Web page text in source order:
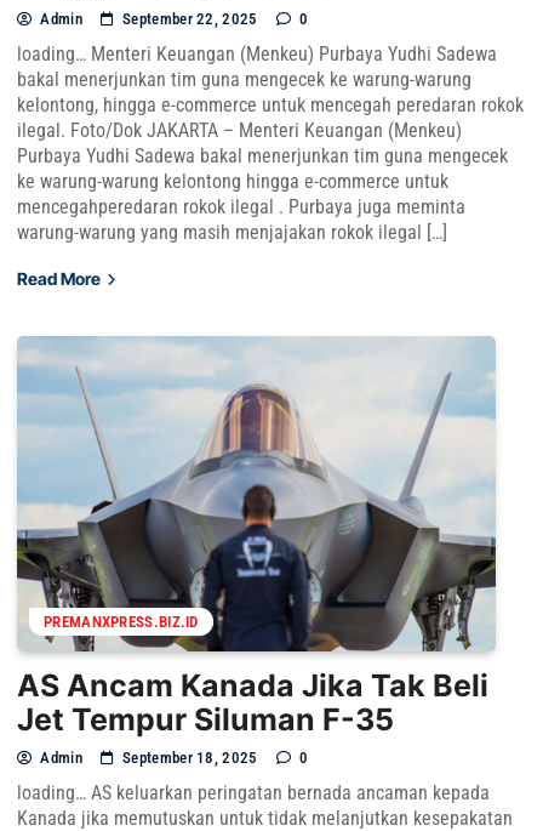
Admin September 22, 2025 0
loading… Menteri Keuangan (Menkeu) Purbaya Yudhi Sadewa
bakal menerjunkan tim guna mengecek ke warung-warung
kelontong, hingga e-commerce untuk mencegah peredaran rokok
ilegal. Foto/Dok JAKARTA – Menteri Keuangan (Menkeu)
Purbaya Yudhi Sadewa bakal menerjunkan tim guna mengecek
ke warung-warung kelontong hingga e-commerce untuk
mencegahperedaran rokok ilegal . Purbaya juga meminta
warung-warung yang masih menjajakan rokok ilegal […]
Read More
PREMANXPRESS.BIZ.ID
AS Ancam Kanada Jika Tak Beli
Jet Tempur Siluman F-35
Admin September 18, 2025 0
loading… AS keluarkan peringatan bernada ancaman kepada
Kanada jika memutuskan untuk tidak melanjutkan kesepakatan